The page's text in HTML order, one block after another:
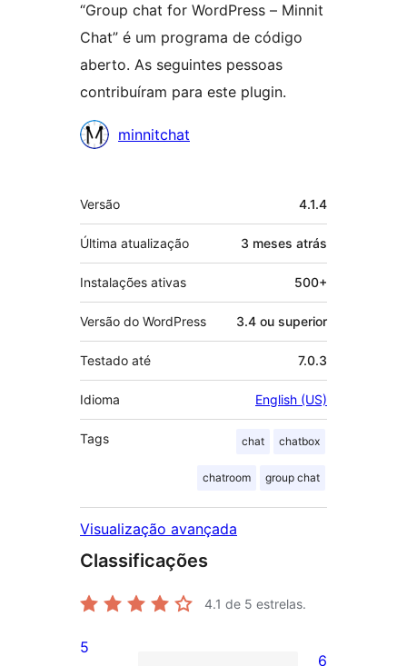
“Group chat for WordPress – Minnit
Chat” é um programa de código
aberto. As seguintes pessoas
contribuíram para este plugin.
Colaboradores
minnitchat
Meta
Versão 4.1.4
Última atualização 3 meses atrás
Instalações ativas 500+
Versão do WordPress 3.4 ou superior
Testado até 7.0.3
Idioma English (US)
Tags chat chatbox
chatroom group chat
Visualização avançada
Classificações
4.1 de 5 estrelas.
5
6